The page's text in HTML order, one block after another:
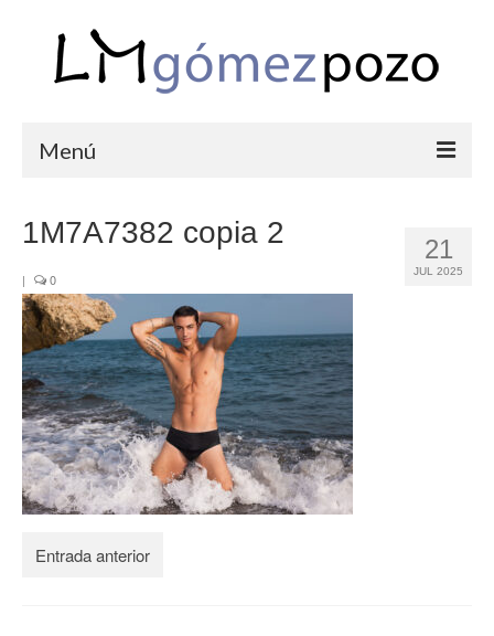
Menú
COMUNIONES
CORPORATIVAS
SEMANA SANTA
BLOG
SOBRE LM
21
JUL 2025
1M7A7382 copia 2
| 0
Entrada anterior